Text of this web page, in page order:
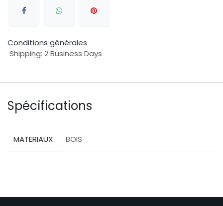
Conditions générales
Shipping: 2 Business Days
Spécifications
MATERIAUX BOIS